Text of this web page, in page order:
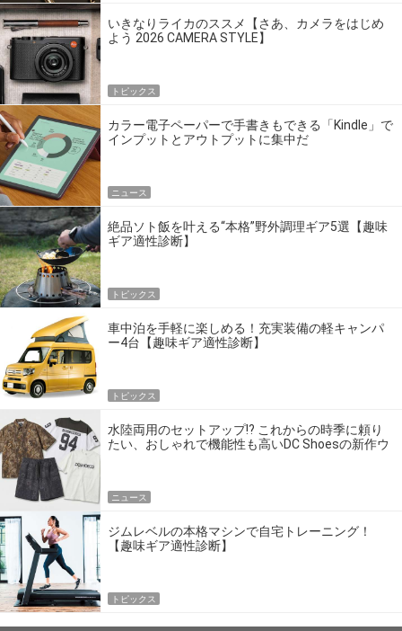
いきなりライカのススメ【さあ、カメラをはじめ
よう 2026 CAMERA STYLE】
トピックス
カラー電子ペーパーで手書きもできる「Kindle」で
インプットとアウトプットに集中だ
ニュース
絶品ソト飯を叶える“本格”野外調理ギア5選【趣味
ギア適性診断】
トピックス
車中泊を手軽に楽しめる！充実装備の軽キャンパ
ー4台【趣味ギア適性診断】
トピックス
水陸両用のセットアップ!? これからの時季に頼り
たい、おしゃれで機能性も高いDC Shoesの新作ウ
ニュース
ジムレベルの本格マシンで自宅トレーニング！
【趣味ギア適性診断】
トピックス